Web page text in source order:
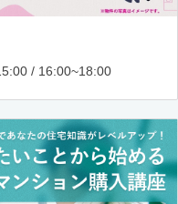
/ 16:00~18:00